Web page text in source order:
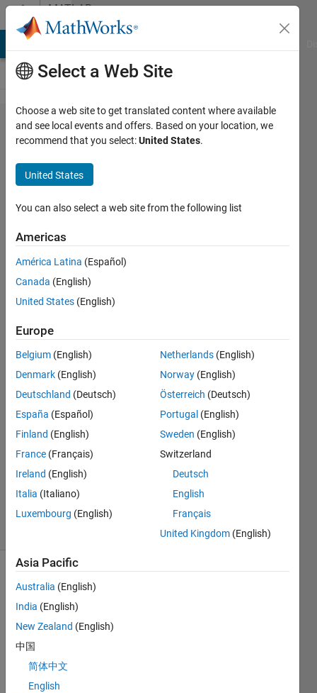
Skip to contentMATLAB
Answers
MATLAB
Onlineで
セッシ
ョン タ
イムア
ウトし
ない方
法はな
いでし
か？
Shoumei
2020
0
Answers
Updated
2020
5 Views
comments
MAT
LAB
Select a Web Site
Choose a web site to get translated content where available
and see local events and offers. Based on your location, we
recommend that you select:United States.
United States
You can also select a web site from the following list
Americas
América Latina (Español)
Canada (English)
United States (English)
Europe
Belgium (English)
Denmark (English)
Deutschland (Deutsch)
España (Español)
Finland (English)
France (Français)
Ireland (English)
Italia (Italiano)
Luxembourg (English)
Netherlands (English)
Norway (English)
Österreich (Deutsch)
Portugal (English)
Sweden (English)
Switzerland
Deutsch
English
Français
United Kingdom (English)
Asia Pacific
Australia (English)
India (English)
New Zealand (English)
中国
简体中文
English